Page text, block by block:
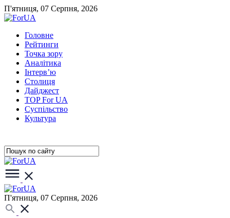
П'ятниця, 07 Серпня, 2026
Головне
Рейтинги
Точка зору
Аналітика
Інтерв’ю
Столиця
Дайджест
TOP For UA
Суспiльство
Культура
П'ятниця, 07 Серпня, 2026